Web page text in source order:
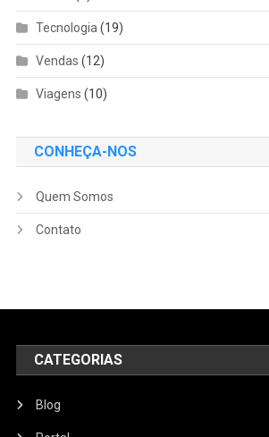
Tecnologia (19)
Vendas (12)
Viagens (10)
CONHEÇA-NOS
Quem Somos
Contato
CATEGORIAS
Blog